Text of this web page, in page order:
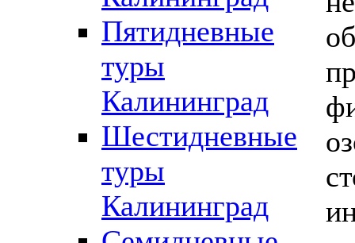
Пятидневные
туры
Калининград
Шестидневные
туры
Калининград